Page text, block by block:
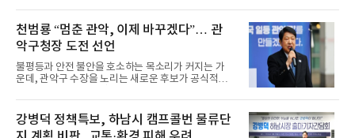
업화하는
정한 검증이 필요하다”고 밝혔다.앞서 지난 11일 도
널드 트럼프 미국 대통령의 차남 에릭 트럼프가 하남
을 방문해 이현재 시장의 안내로 미사섬 K-컬처 콤플
렉스(구 K-스타월드) 부지와 위례 성남골프장 부지를
둘러본 것으로 알려졌다.강 정책특보는 “세계적 인사
가 하남을 찾은 점은 도시의 잠재력을 보여주는 신호
라는 점에서 환영한다”면서도 “임기를 불과 4개월 남
다”고 지적했
천범룡 “멈춘 관악, 이제 바꾸겠다”… 관
악구청장 도전 선언
불평등과 안전 불안을 호소하는 목소리가 커지는 가
운데, 관악구 수장을 노리는 새로운 후보가 공식적으
원회 부위원장은 11일 관악구청 광장에서 기자회견
을 열고 오는 6월3일 치러질 관악구청장 선거에 출마
하겠다고 밝혔다.천범룡 출마예정자는 “지금 한국 사
강병덕 정책특보, 하남시 캠프콜번 물류단